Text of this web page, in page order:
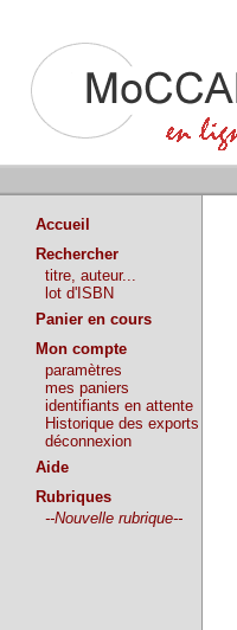
Accueil
Rechercher
titre, auteur...
lot d'ISBN
Panier en cours
Mon compte
paramètres
mes paniers
identifiants en attente
Historique des exports
déconnexion
Aide
Rubriques
--Nouvelle rubrique--